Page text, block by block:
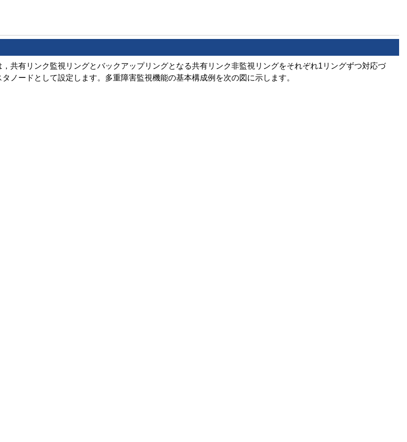
共有リンク監視リングとバックアップリングとなる共有リンク非監視リングをそれぞれ1リングずつ対応づ
ノードとして設定します。多重障害監視機能の基本構成例を次の図に示します。